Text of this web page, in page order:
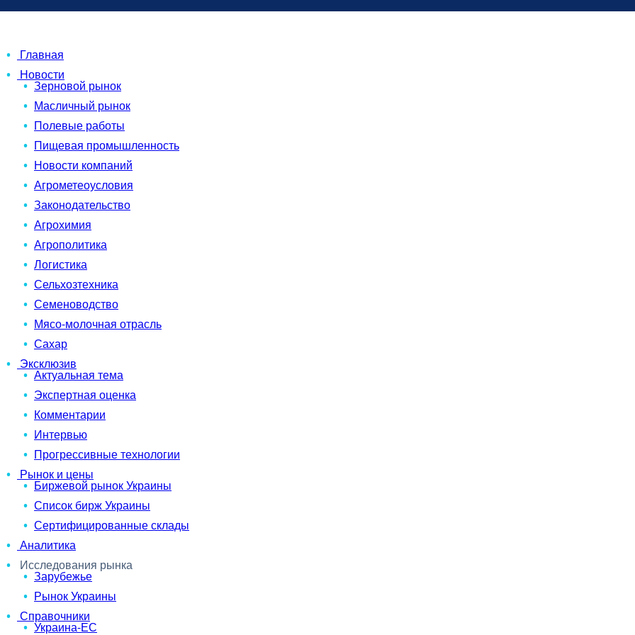
Главная
Новости
Зерновой рынок
Масличный рынок
Полевые работы
Пищевая промышленность
Новости компаний
Агрометеоусловия
Законодательство
Агрохимия
Агрополитика
Логистика
Сельхозтехника
Семеноводство
Мясо-молочная отрасль
Сахар
Эксклюзив
Актуальная тема
Экспертная оценка
Комментарии
Интервью
Прогрессивные технологии
Рынок и цены
Биржевой рынок Украины
Список бирж Украины
Сертифицированные склады
Аналитика
Исследования рынка
Зарубежье
Рынок Украины
Справочники
Украина-ЕС